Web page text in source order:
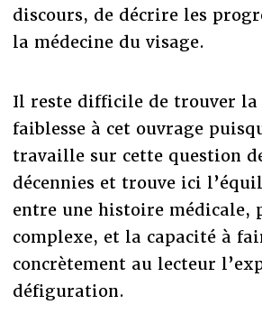
discours, de décrire les
la médecine du visage.
Il reste difficile de trouver la
faiblesse à cet ouvrage
travaille sur cette question
décennies et trouve ici
entre une histoire médicale,
complexe, et la capacité à
concrètement au lecteur
défiguration.